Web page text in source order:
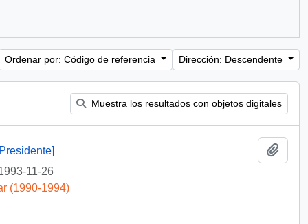
Ordenar por: Código de referencia Dirección: Descendente
Muestra los resultados con objetos digitales
11-26
(1990-1994)